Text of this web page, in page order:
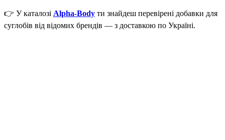
👉 У каталозі Alpha-Body ти знайдеш перевірені добавки для
суглобів від відомих брендів — з доставкою по Україні.